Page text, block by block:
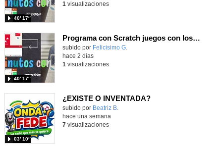
40′ 17″
1 visualizaciones
Programa con Scratch juegos con los partidos del mundial 2026 ganados por España
Contenido educativo.
subido por Felicisimo G.
40′ 17″
hace 2 dias
1 visualizaciones
¿EXISTE O INVENTADA?
Contenido educativo.
subido por Beatriz B.
03′ 10″
hace una semana
7visualizaciones